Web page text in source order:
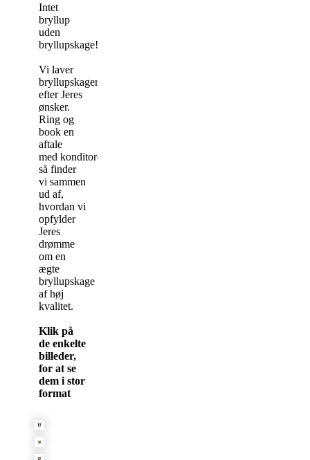
Intet
bryllup
uden
bryllupskage!
Vi laver
bryllupskager
efter Jeres
ønsker.
Ring og
book en
aftale
med konditoren,
så finder
vi sammen
ud af,
hvordan vi
opfylder
Jeres
drømme
om en
ægte
bryllupskage
af høj
kvalitet.
Klik på
de enkelte
billeder,
for at se
dem i stor
format